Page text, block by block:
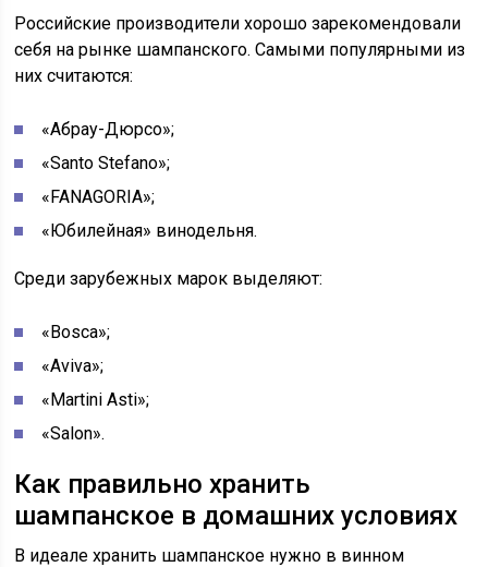
Российские производители хорошо зарекомендовали
себя на рынке шампанского. Самыми популярными из
них считаются:
«Абрау-Дюрсо»;
«Santo Stefano»;
«FANAGORIA»;
«Юбилейная» винодельня.
Среди зарубежных марок выделяют:
«Bosca»;
«Aviva»;
«Martini Asti»;
«Salon».
Как правильно хранить
шампанское в домашних условиях
В идеале хранить шампанское нужно в винном